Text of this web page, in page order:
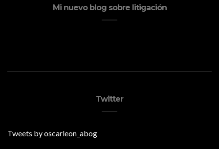
Mi nuevo blog sobre litigación
Twitter
Tweets by oscarleon_abog